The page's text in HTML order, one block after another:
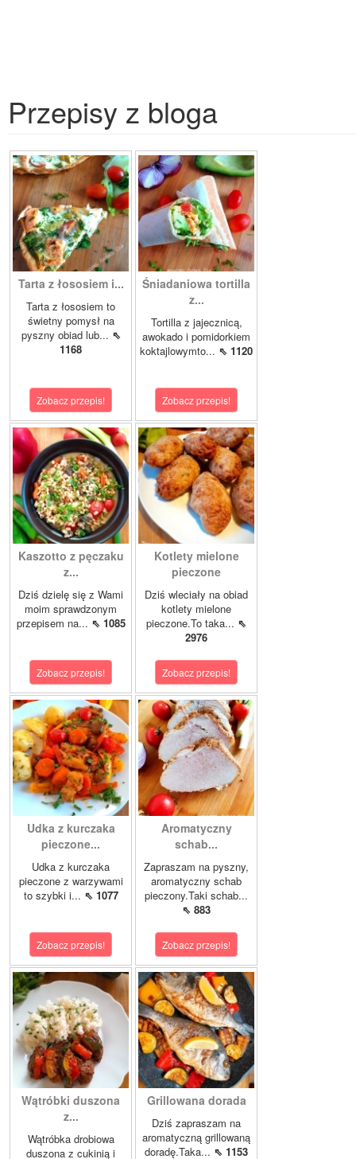
Przepisy z bloga
Tarta z łososiem i...
Tarta z łososiem to
świetny pomysł na
pyszny obiad lub... ⇖
1168
Zobacz przepis!
Śniadaniowa tortilla
z...
Tortilla z jajecznicą,
awokado i pomidorkiem
koktajlowymto... ⇖ 1120
Zobacz przepis!
Kaszotto z pęczaku
z...
Dziś dzielę się z Wami
moim sprawdzonym
przepisem na... ⇖ 1085
Zobacz przepis!
Kotlety mielone
pieczone
Dziś wleciały na obiad
kotlety mielone
pieczone.To taka... ⇖
2976
Zobacz przepis!
Udka z kurczaka
pieczone...
Udka z kurczaka
pieczone z warzywami
to szybki i... ⇖ 1077
Zobacz przepis!
Aromatyczny
schab...
Zapraszam na pyszny,
aromatyczny schab
pieczony.Taki schab...
⇖ 883
Zobacz przepis!
Wątróbki duszona
z...
Wątróbka drobiowa
duszona z cukinią i
Grillowana dorada
Dziś zapraszam na
aromatyczną grillowaną
doradę.Taka... ⇖ 1153